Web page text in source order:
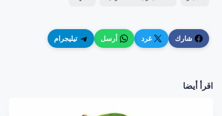
شارك غرد أرسل تيليجرام
اقرأ أيضا